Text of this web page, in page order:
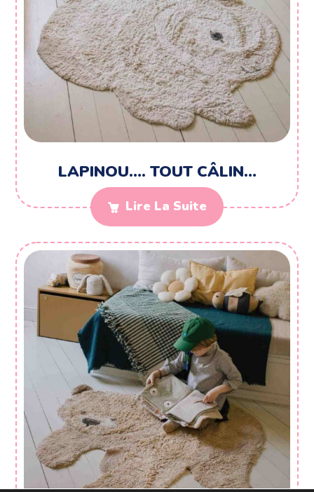
LAPINOU…. TOUT CÂLIN…
Lire La Suite